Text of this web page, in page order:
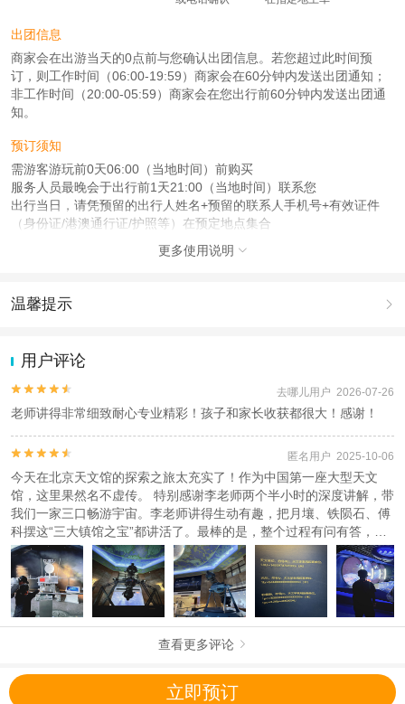
出团信息
商家会在出游当天的0点前与您确认出团信息。若您超过此时间预
订，则工作时间（06:00-19:59）商家会在60分钟内发送出团通知；
非工作时间（20:00-05:59）商家会在您出行前60分钟内发送出团通
知。
预订须知
需游客游玩前0天06:00（当地时间）前购买
服务人员最晚会于出行前1天21:00（当地时间）联系您
出行当日，请凭预留的出行人姓名+预留的联系人手机号+有效证件
（身份证/港澳通行证/护照等）在预定地点集合
查看特许经营许可证信息
更多使用说明 
温馨提示 
动（如跳伞、潜水、滑雪等）前，请务必仔细阅读
2.为普及旅游安全知识及旅游文明公约，使您的旅程顺利圆满完成，
特制定《去哪儿网旅游安全手册》 ，请您认真阅读并切实遵守。
用户评论

 去哪儿用户 2026-07-26
老师讲得非常细致耐心专业精彩！孩子和家长收获都很大！感谢！

 匿名用户 2025-10-06
今天在北京天文馆的探索之旅太充实了！作为中国第一座大型天文
馆，这里果然名不虚传。 特别感谢李老师两个半小时的深度讲解，带
我们一家三口畅游宇宙。李老师讲得生动有趣，把月壤、铁陨石、傅
科摆这“三大镇馆之宝”都讲活了。最棒的是，整个过程有问有答，还
穿插着好玩的脑筋急转弯，让我们在欢声笑语中学习知识，在思考中
发现宇宙的奥秘。 听完李老师的专业讲解，收获满满，对天文的热爱
又加深了一层。这样的科普体验真的太珍贵了！再次感谢李老师的精
彩分享，强烈推荐给大家！
查看更多评论 
立即预订